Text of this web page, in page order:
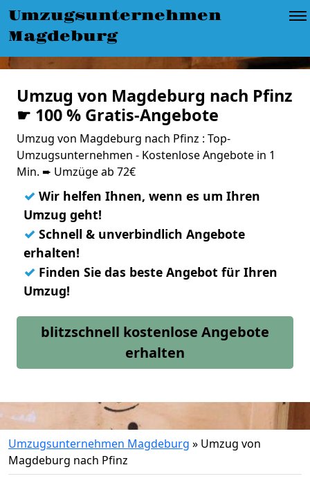
Umzugsunternehmen
Magdeburg
Umzug von Magdeburg nach Pfinz
☛ 100 % Gratis-Angebote
Umzug von Magdeburg nach Pfinz : Top-
Umzugsunternehmen - Kostenlose Angebote in 1
Min. ➨ Umzüge ab 72€
✓ Wir helfen Ihnen, wenn es um Ihren
Umzug geht!
✓ Schnell & unverbindlich Angebote
erhalten!
✓ Finden Sie das beste Angebot für Ihren
Umzug!
blitzschnell kostenlose Angebote
erhalten
Umzugsunternehmen Magdeburg » Umzug von
Magdeburg nach Pfinz